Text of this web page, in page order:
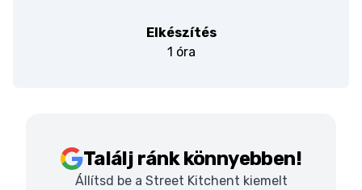
Elkészítés
1 óra
Találj ránk könnyebben!
Állítsd be a Street Kitchent kiemelt